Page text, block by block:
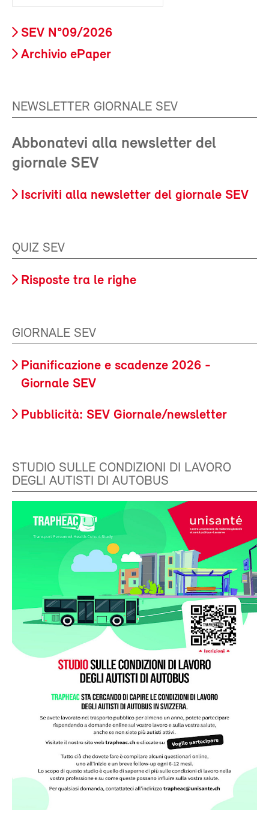
SEV N°09/2026
Archivio ePaper
NEWSLETTER GIORNALE SEV
Abbonatevi alla newsletter del
giornale SEV
Iscriviti alla newsletter del giornale SEV
QUIZ SEV
Risposte tra le righe
GIORNALE SEV
Pianificazione e scadenze 2026 -
Giornale SEV
Pubblicità: SEV Giornale/newsletter
STUDIO SULLE CONDIZIONI DI LAVORO
DEGLI AUTISTI DI AUTOBUS